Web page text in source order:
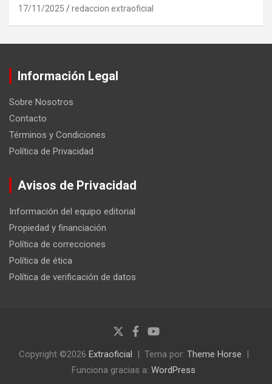
17/11/2025 redaccion extraoficial
Información Legal
Sobre Nosotros
Contacto
Términos y Condiciones
Política de Privacidad
Avisos de Privacidad
Información del equipo editorial
Propiedad y financiación
Política de correcciones
Política de ética
Política de verificación de datos
Copyright ©2026 Extraoficial Tema por: Theme Horse
Funciona gracias a: WordPress